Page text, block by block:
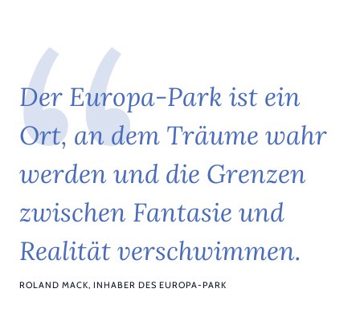
Der Europa-Park ist ein
Ort, an dem Träume wahr
werden und die Grenzen
zwischen Fantasie und
Realitätverschwimmen.
ROLAND MACK, INHABER DES EUROPA-PARK